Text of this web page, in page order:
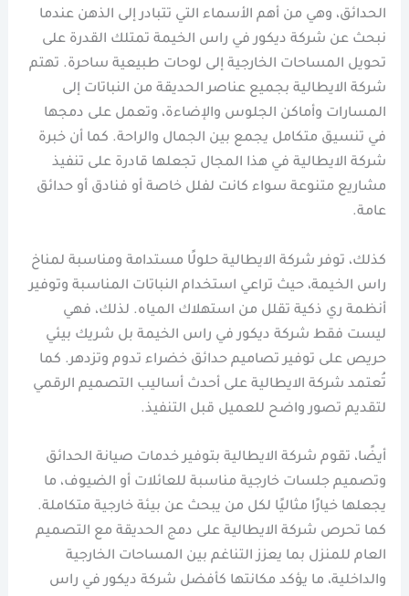
الحدائق، وهي من أهم الأسماء التي تتبادر إلى الذهن عندما
نبحث عن شركة ديكور في راس الخيمة تمتلك القدرة على
تحويل المساحات الخارجية إلى لوحات طبيعية ساحرة. تهتم
شركة الايطالية بجميع عناصر الحديقة من النباتات إلى
المسارات وأماكن الجلوس والإضاءة، وتعمل على دمجها
في تنسيق متكامل يجمع بين الجمال والراحة. كما أن خبرة
شركة الايطالية في هذا المجال تجعلها قادرة على تنفيذ
مشاريع متنوعة سواء كانت لفلل خاصة أو فنادق أو حدائق
عامة.
كذلك، توفر شركة الايطالية حلولًا مستدامة ومناسبة لمناخ
راس الخيمة، حيث تراعي استخدام النباتات المناسبة وتوفير
أنظمة ري ذكية تقلل من استهلاك المياه. لذلك، فهي
ليست فقط شركة ديكور في راس الخيمة بل شريك بيئي
حريص على توفير تصاميم حدائق خضراء تدوم وتزدهر. كما
تُعتمد شركة الايطالية على أحدث أساليب التصميم الرقمي
لتقديم تصور واضح للعميل قبل التنفيذ.
أيضًا، تقوم شركة الايطالية بتوفير خدمات صيانة الحدائق
وتصميم جلسات خارجية مناسبة للعائلات أو الضيوف، ما
يجعلها خيارًا مثاليًا لكل من يبحث عن بيئة خارجية متكاملة.
كما تحرص شركة الايطالية على دمج الحديقة مع التصميم
العام للمنزل بما يعزز التناغم بين المساحات الخارجية
والداخلية، ما يؤكد مكانتها كأفضل شركة ديكور في راس